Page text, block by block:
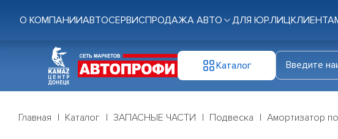
О КОМПАНИИАВТОСЕРВИСПРОДАЖА АВТО ДЛЯ ЮР.ЛИЦ
Каталог
Главная Каталог ЗАПАСНЫЕ ЧАСТИ Подвеска Амортизатор